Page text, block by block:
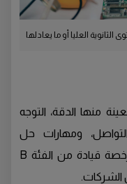
العليا أو ما يعادلها
منها الدقة، التوجه
التواصل، ومهارات حل
المشكلات. كما يُعتبر الحصول على رخصة قيادة من الفئة B
الشركات.